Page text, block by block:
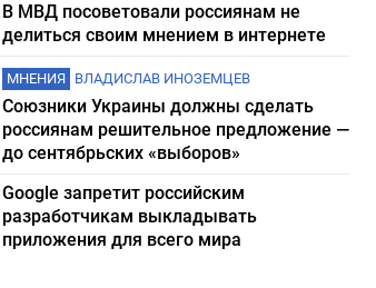
В МВД посоветовали россиянам не
делиться своим мнением в интернете
МНЕНИЯ ВЛАДИСЛАВ ИНОЗЕМЦЕВ
Союзники Украины должны сделать
россиянам решительное предложение —
до сентябрьских «выборов»
Google запретит российским
разработчикам выкладывать
приложения для всего мира